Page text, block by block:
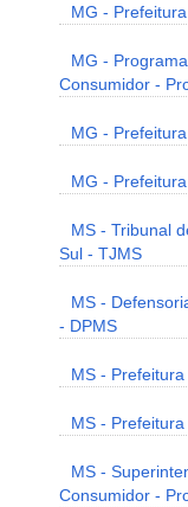
MG -
MG -
Consumidor -
MG -
MG -
MS - Tribunal
Sul - TJMS
MS -
- DPMS
MS -
MS -
MS -
Consumidor -